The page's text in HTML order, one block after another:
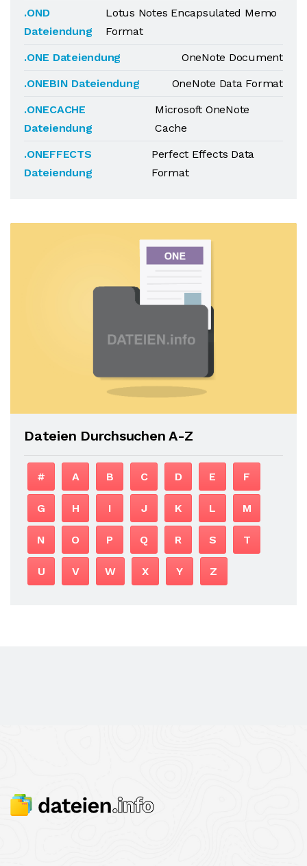
.OND
Dateiendung
Lotus Notes Encapsulated Memo
Format
.ONE Dateiendung
OneNote Document
.ONEBIN Dateiendung
OneNote Data Format
.ONECACHE
Dateiendung
Microsoft OneNote
Cache
.ONEFFECTS
Dateiendung
Perfect Effects Data
Format
Dateien Durchsuchen A-Z
# A B C D E F
G H I J K L M
N O P Q R S T
U V W X Y Z